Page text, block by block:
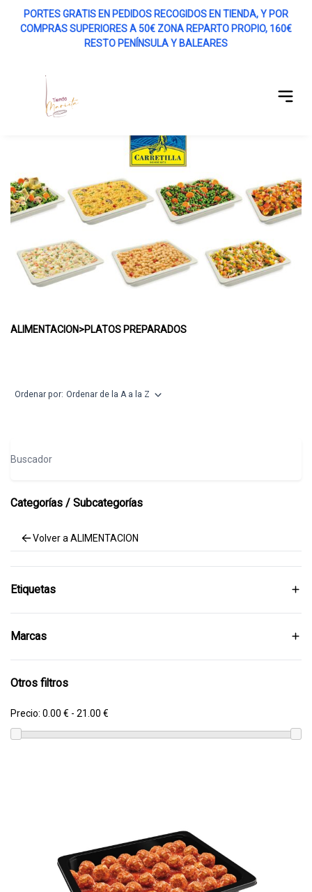
PORTES GRATIS EN PEDIDOS RECOGIDOS EN TIENDA, Y POR
COMPRAS SUPERIORES A 50€ ZONA REPARTO PROPIO, 160€
RESTO PENÍNSULA Y BALEARES
PLATOS PREPARADOS
ALIMENTACION>PLATOS PREPARADOS
Ordenar por: Ordenar de la A a la Z
Categorías / Subcategorías
Volver a ALIMENTACION
Etiquetas
Marcas
Otros filtros
Precio: 0.00 € - 21.00 €